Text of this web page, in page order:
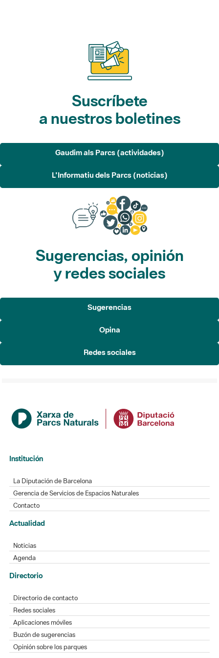
Suscríbete
a nuestros boletines
Gaudim als Parcs (actividades)
L'Informatiu dels Parcs (noticias)
Sugerencias, opinión
y redes sociales
Sugerencias
Opina
Redes sociales
Institución
La Diputación de Barcelona
Gerencia de Servicios de Espacios Naturales
Contacto
Actualidad
Noticias
Agenda
Directorio
Directorio de contacto
Redes sociales
Aplicaciones móviles
Buzón de sugerencias
Opinión sobre los parques